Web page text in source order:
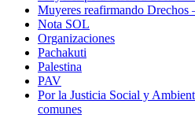
Muyeres reafirmando Drechos
Nota SOL
Organizaciones
Pachakuti
Palestina
PAV
Por la Justicia Social y
comunes